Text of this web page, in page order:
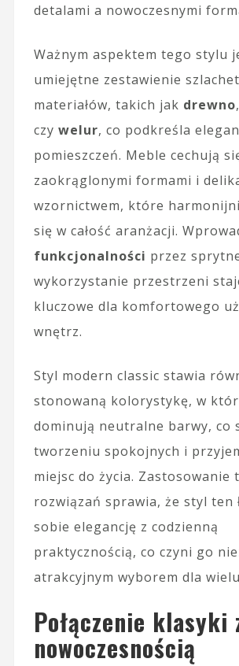
detalami a nowoczesnymi
Ważnym aspektem tego stylu
umiejętne zestawienie
materiałów, takich jak drewno,
czy welur, co podkreśla
pomieszczeń. Meble cechują
zaokrąglonymi formami i
wzornictwem, które
się w całość aranżacji.
funkcjonalności przez
wykorzystanie przestrzeni
kluczowe dla komfortowego
wnętrz.
Styl modern classic stawia
stonowaną kolorystykę, w
dominują neutralne barwy, co
tworzeniu spokojnych i
miejsc do życia. Zastosowanie
rozwiązań sprawia, że styl ten
sobie elegancję z codzienną
praktycznością, co czyni go
atrakcyjnym wyborem dla
Połączenie klasyki
nowoczesnością